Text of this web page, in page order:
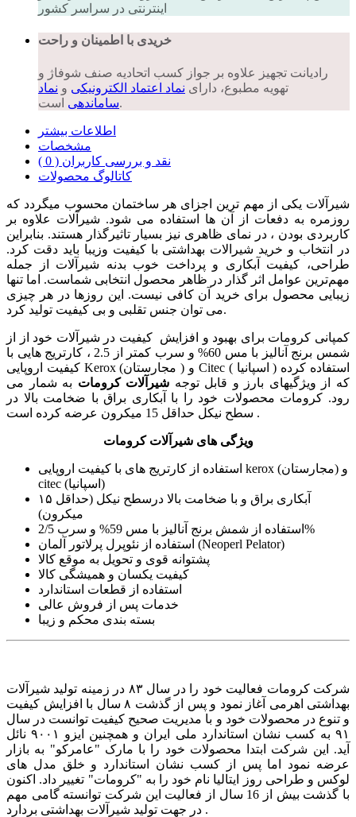
اینترنتی در سراسر کشور
خریدی با اطمینان و راحت
رادیانت تجهیز علاوه بر جواز کسب اتحادیه صنف شوفاژ و
تهویه مطبوع، دارای نماد اعتماد الکترونیکی و نماد
ساماندهیاست.
اطلاعات بیشتر
مشخصات
نقد و بررسی کاربران ( 0 )
کاتالوگ محصولات
شیرآلات یکی از مهم ترین اجزای هر ساختمان محسوب میگردد که
روزمره به دفعات از آن ها استفاده می شود. شیرآلات علاوه بر
کاربردی بودن ، در نمای ظاهری نیز بسیار تاثیرگذار هستند. بنابراین
در انتخاب و خرید شیرالات بهداشتی با کیفیت وزیبا باید دقت کرد.
طراحی، کیفیت آبکاری و پرداخت خوب بدنه شیرآلات از جمله
مهم‌ترین عوامل اثر گذار در ظاهر محصول انتخابی شماست. اما تنها
زیبایی محصول برای خرید آن کافی نیست. این روزها در هر چیزی
می توان جنس تقلبی و بی کیفیت تولید کرد.
کمپانی کرومات برای بهبود و افزایش کیفیت در شیرآلات خود از از
شمس برنج آنالیز با مس 60% و سرب کمتر از 2.5 ، کارتریج هایی با
کیفیت اروپایی Kerox (مجارستان ) و Citec ( اسپانیا ) استفاده کرده
که از ویژگیهای بارز و قابل توجه شیرآلات کرومات به شمار می
رود. کرومات محصولات خود را با آبکاری براق با ضخامت بالا در
سطح نیکل حداقل 15 میکرون عرضه کرده است .
ویژگی های شیرآلات کرومات
استفاده از کارتریج های با کیفیت اروپایی kerox (مجارستان) و
citec (اسپانیا)
آبکاری براق و با ضخامت بالا درسطح نیکل (حداقل ۱۵
میکرون)
استفاده از شمش برنج آنالیز با مس 59% و سرب 2/5%
استفاده از نئوپرل پرلاتور آلمان (Neoperl Pelator)
پشتوانه قوی و تحویل به موقع کالا
کیفیت یکسان و همیشگی کالا
استفاده از قطعات استاندارد
خدمات پس از فروش عالی
بسته بندی محکم و زیبا
شرکت کرومات فعالیت خود را در سال ۸۳ در زمینه تولید شیرآلات
بهداشتی اهرمی آغاز نمود و پس از گذشت ۸ سال با افزایش کیفیت
و تنوع در محصولات خود و با مدیریت صحیح کیفیت توانست در سال
۹۱ به کسب نشان استاندارد ملی ایران و همچنین ایزو ۹۰۰۱ نائل
آید. این شرکت ابتدا محصولات خود را با مارک "عامرکو" به بازار
عرضه نمود اما پس از کسب نشان استاندارد و خلق مدل های
لوکس و طراحی روز ایتالیا نام خود را به "کرومات" تغییر داد. اکنون
با گذشت بیش از 16 سال از فعالیت این شرکت توانسته گامی مهم
در جهت تولید شیرآلات بهداشتی بردارد .